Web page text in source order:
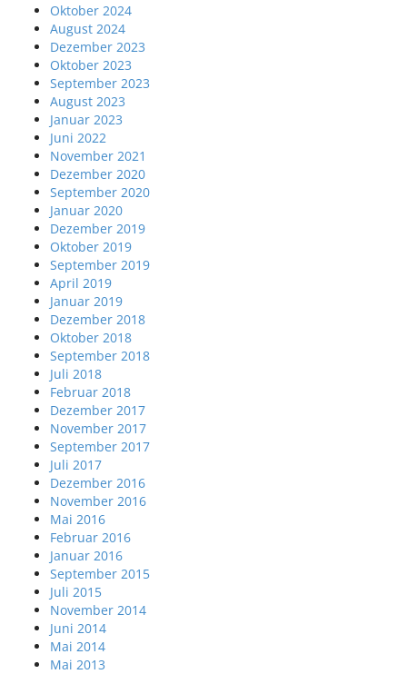
Oktober 2024
August 2024
Dezember 2023
Oktober 2023
September 2023
August 2023
Januar 2023
Juni 2022
November 2021
Dezember 2020
September 2020
Januar 2020
Dezember 2019
Oktober 2019
September 2019
April 2019
Januar 2019
Dezember 2018
Oktober 2018
September 2018
Juli 2018
Februar 2018
Dezember 2017
November 2017
September 2017
Juli 2017
Dezember 2016
November 2016
Mai 2016
Februar 2016
Januar 2016
September 2015
Juli 2015
November 2014
Juni 2014
Mai 2014
Mai 2013